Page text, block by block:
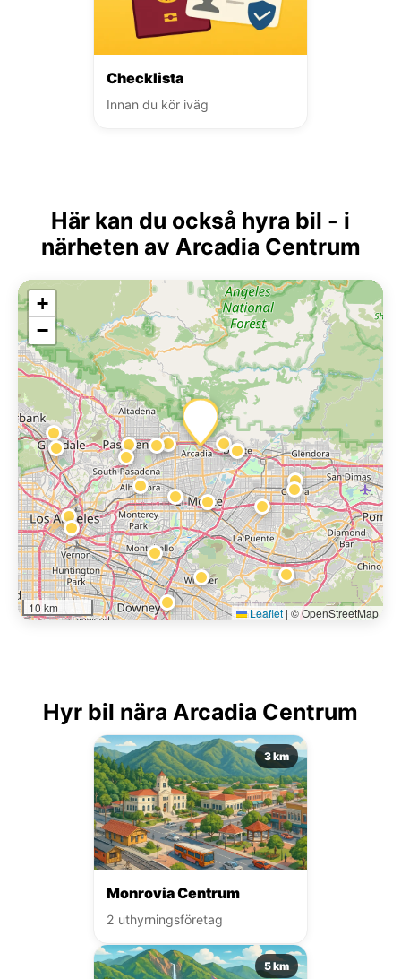
Checklista
Innan du kör iväg
Här kan du också hyra bil - i
närheten av Arcadia Centrum
+
−
10 km Leaflet | © OpenStreetMap
Hyr bil nära Arcadia Centrum
3 km
Monrovia Centrum
2 uthyrningsföretag
5 km